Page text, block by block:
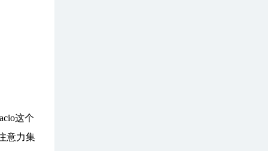
这个
意力集